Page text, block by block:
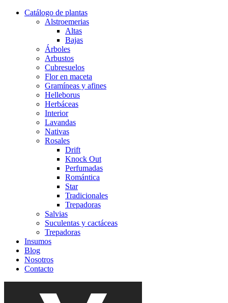
Catálogo de plantas
Alstroemerias
Altas
Bajas
Árboles
Arbustos
Cubresuelos
Flor en maceta
Gramíneas y afines
Helleborus
Herbáceas
Interior
Lavandas
Nativas
Rosales
Drift
Knock Out
Perfumadas
Romántica
Star
Tradicionales
Trepadoras
Salvias
Suculentas y cactáceas
Trepadoras
Insumos
Blog
Nosotros
Contacto